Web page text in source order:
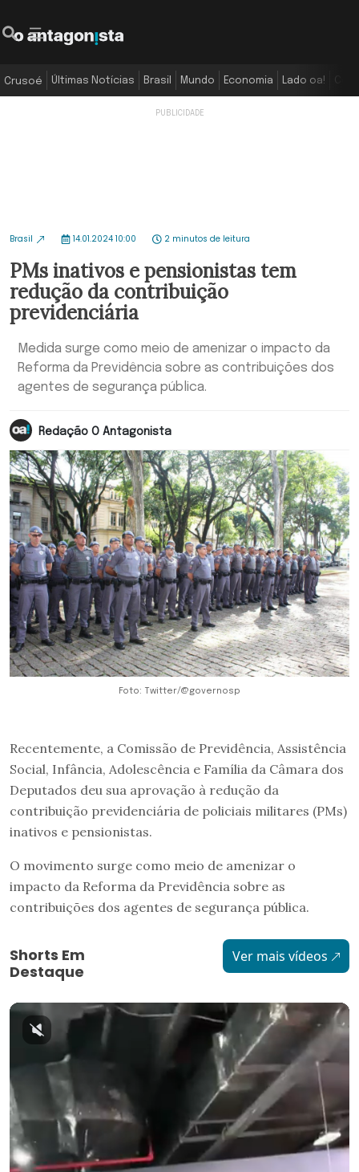
Crusoé Últimas Notícias Brasil Mundo Economia Lado oa!
Brasil 14.01.2024 10:00 2 minutos de leitura
PMs inativos e pensionistas tem
redução da contribuição
previdenciária
Medida surge como meio de amenizar o impacto da
Reforma da Previdência sobre as contribuições dos
agentes de segurança pública.
Redação O Antagonista
Foto: Twitter/@governosp
Recentemente, a Comissão de Previdência, Assistência
Social, Infância, Adolescência e Família da Câmara dos
Deputados deu sua aprovação à redução da
contribuição previdenciária de policiais militares (PMs)
inativos e pensionistas.
O movimento surge como meio de amenizar o
impacto da Reforma da Previdência sobre as
contribuições dos agentes de segurança pública.
Shorts Em
Destaque
Ver mais vídeos